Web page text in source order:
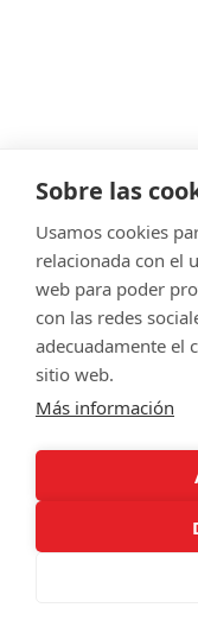
© Servitec S.A.
Todos los
Made by
Sobre las
Usamos cookies
relacionada con el
web para poder
con las redes
adecuadamente el
sitio web.
Más información